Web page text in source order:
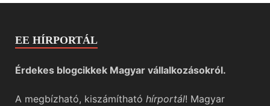
EE HÍRPORTÁL
Érdekes blogcikkek Magyar vállalkozásokról.
A megbízható, kiszámítható hírportál! Magyar